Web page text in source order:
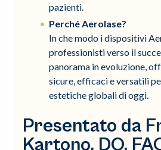
pazienti.
Perché Aerolase?
In che modo i dispositivi
professionisti verso il
panorama in evoluzione,
sicure, efficaci e versatili
estetiche globali di oggi.
Presentato da
Kartono, DO,